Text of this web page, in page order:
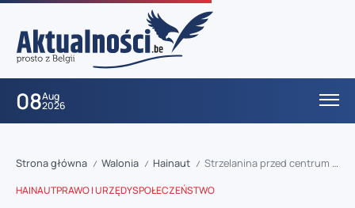
08Aug
2026
Strona główna / Walonia / Hainaut / Strzelanina przed centrum sportowym w Thulin: motocyklista skazany w pierwszej instancji domaga się uniewinnienia w apelacji
HAINAUTPRAWO I URZĘDYSPOŁECZEŃSTWO